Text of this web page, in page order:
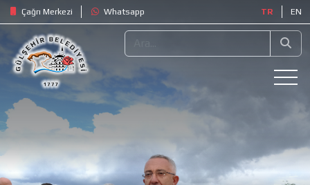
Çağrı Merkezi Whatsapp TR EN